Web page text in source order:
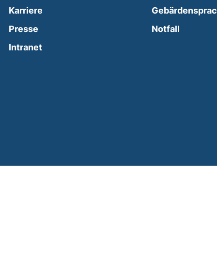
Karriere
Presse
Intranet(external link, opens in a new window)
Notfall